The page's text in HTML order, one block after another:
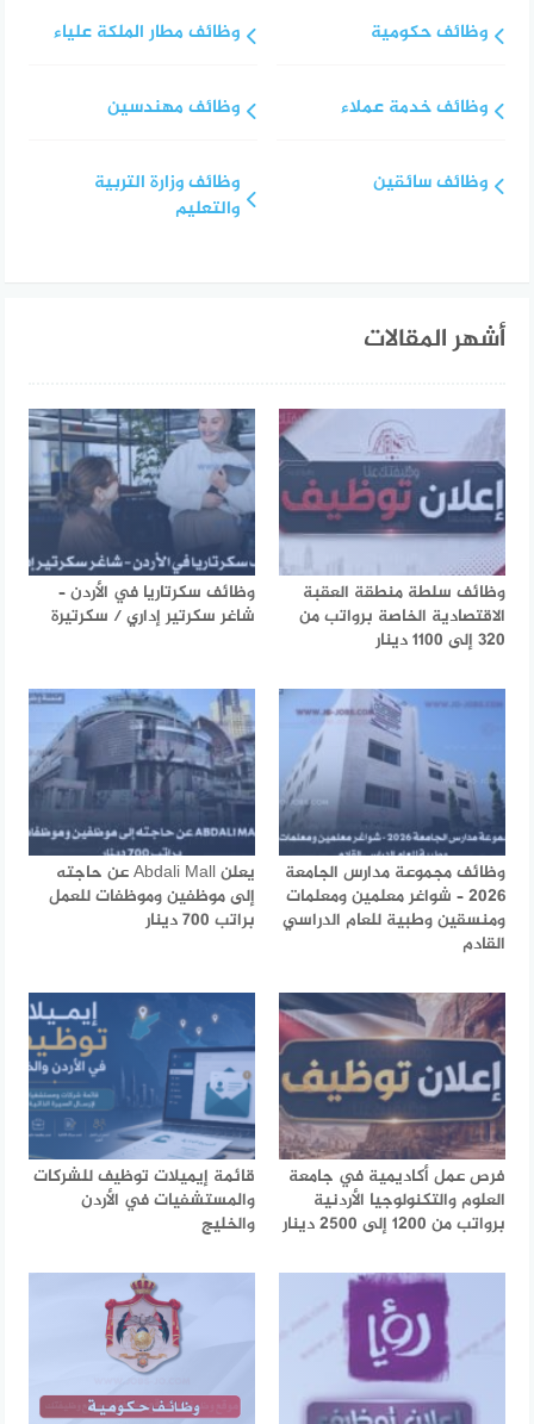
وظائف حكومية
وظائف خدمة عملاء
وظائف سائقين
وظائف مطار الملكة علياء
وظائف مهندسين
وظائف وزارة التربية
والتعليم
أشهر المقالات
وظائف سلطة منطقة العقبة
الاقتصادية الخاصة برواتب من
320 إلى 1100 دينار
وظائف سكرتاريا في الأردن –
شاغر سكرتير إداري / سكرتيرة
وظائف مجموعة مدارس الجامعة
2026 – شواغر معلمين ومعلمات
ومنسقين وطبية للعام الدراسي
القادم
يعلن Abdali Mall عن حاجته
إلى موظفين وموظفات للعمل
براتب 700 دينار
فرص عمل أكاديمية في جامعة
العلوم والتكنولوجيا الأردنية
برواتب من 1200 إلى 2500 دينار
قائمة إيميلات توظيف للشركات
والمستشفيات في الأردن
والخليج